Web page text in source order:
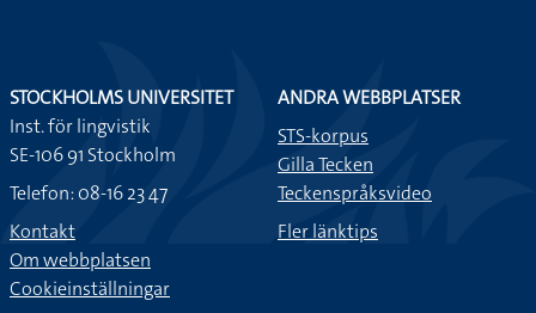
STOCKHOLMS UNIVERSITET
Inst. för lingvistik
SE-106 91 Stockholm
Telefon: 08-16 23 47
Kontakt
Om webbplatsen
Cookieinställningar
ANDRA WEBBPLATSER
STS-korpus
Gilla Tecken
Teckenspråksvideo
Fler länktips